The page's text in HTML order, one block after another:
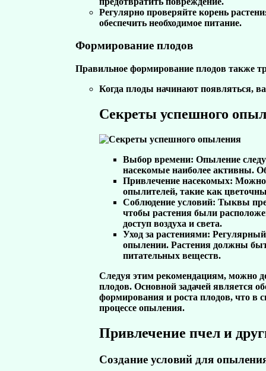
Регулярно проверяйте корень
обеспечить необходимое питание.
Формирование плодов
Правильное формирование плодов также
Когда плоды начинают появляться,
Секреты успешного
Выбор времени: Опыление
насекомые наиболее активны.
Привлечение насекомых: Можно
опылителей, такие как
Соблюдение условий: Тыквы
чтобы растения были
доступ воздуха и света.
Уход за растениями:
опылении. Растения должны
питательных веществ.
Следуя этим рекомендациям, можно
плодов. Основной задачей является
формирования и роста плодов, что в
процессе опыления.
Привлечение пчел и
Создание условий для